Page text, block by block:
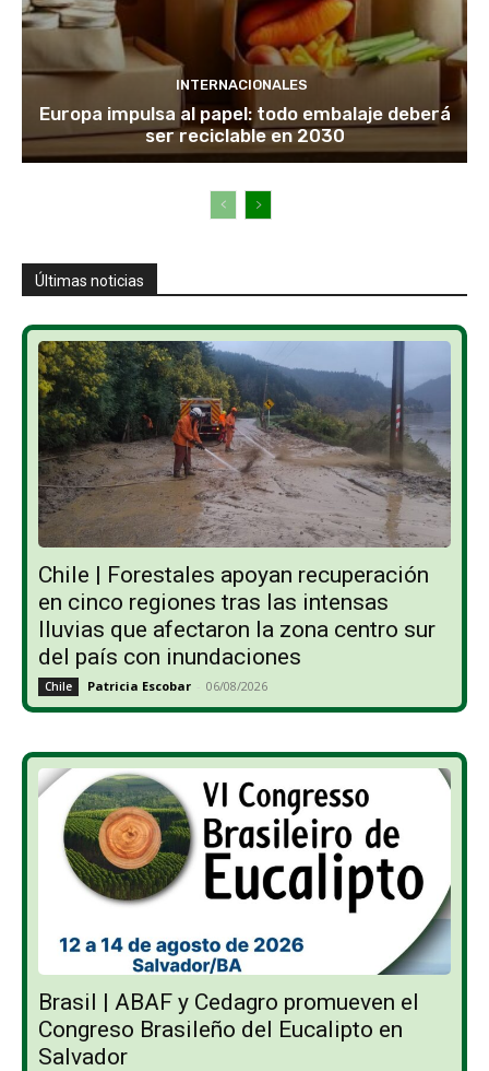
INTERNACIONALES
Europa impulsa al papel: todo embalaje deberá
ser reciclable en 2030
Últimas noticias
Chile | Forestales apoyan recuperación
en cinco regiones tras las intensas
lluvias que afectaron la zona centro sur
del país con inundaciones
Chile Patricia Escobar - 06/08/2026
Brasil | ABAF y Cedagro promueven el
Congreso Brasileño del Eucalipto en
Salvador